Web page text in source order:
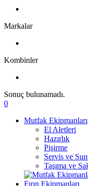
Markalar
Kombinler
Sonuç bulunamadı.
0
Mutfak Ekipmanları
El Aletleri
Hazırlık
Pişirme
Servis ve
Taşıma ve
Fırın Ekipmanları